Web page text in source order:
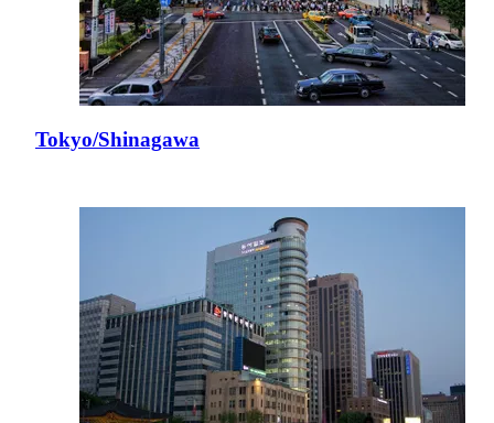
Tokyo/Shinagawa